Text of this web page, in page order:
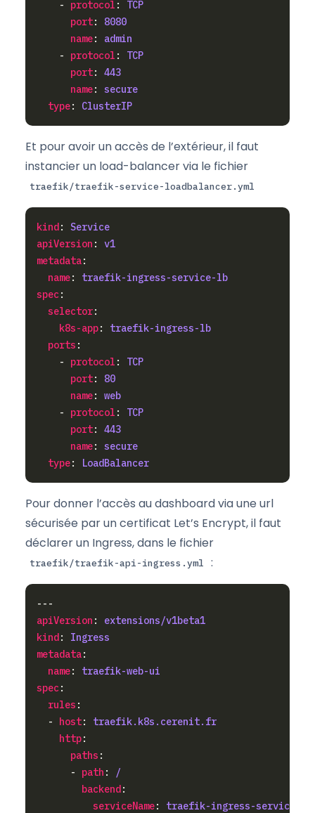
    -
protocol : TCP
port: 8080
name: admin
    -
protocol : TCP
port: 443
name: secure
type: ClusterIP
Et pour avoir un accès de l’extérieur, il faut
instancier un load-balancer via le fichier
traefik/traefik-service-loadbalancer.yml
kind: Service
apiVersion : v1
metadata
name: traefik-ingress-service-lb
spec
selector
k8s-app: traefik-ingress-lb
ports
    -
protocol : TCP
port: 80
name: web
    -
protocol : TCP
port: 443
name: secure
type: LoadBalancer
Pour donner l’accès au dashboard via une url
sécurisée par un certificat Let’s Encrypt, il faut
déclarer un Ingress, dans le fichier
traefik/traefik-api-ingress.yml :
apiVersion : extensions/v1beta1
kind: Ingress
metadata
name: traefik-web-ui
spec
rules
  -
host: traefik.k8s.cerenit.fr
http
paths
      -
path :
/
backend
serviceName: traefik-ingress-service